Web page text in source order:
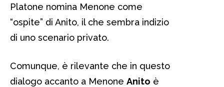
Platone nomina Menone come
“ospite” di Anito, il che sembra indizio
di uno scenario privato.
Comunque, è rilevante che in questo
dialogo accanto a Menone Anito è